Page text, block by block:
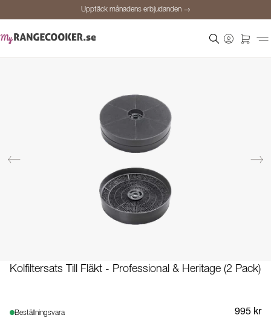
Upptäck månadens erbjudanden →
Upptäck månadens erbjudanden →
Kolfiltersats Till Fläkt - Professional & Heritage (2 Pack)
Beställningsvara
995 kr